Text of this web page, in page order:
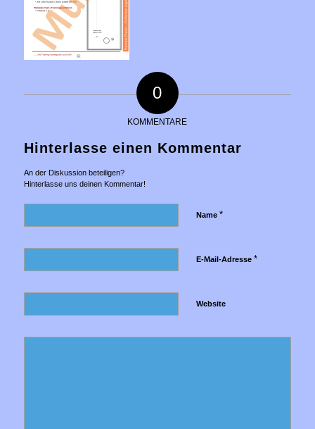
0
KOMMENTARE
Hinterlasse einen Kommentar
An der Diskussion beteiligen?
Hinterlasse uns deinen Kommentar!
Name *
E-Mail-Adresse *
Website